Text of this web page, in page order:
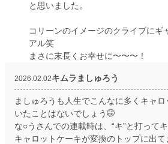
と思いました。
コリーンのイメージのクライブにギ
アル笑
まさに末長くお幸せに〜〜〜！
2026.02.02キムラましゅろう
ましゅろうも人生でこんなに多くキャ
いたことはないでしょう🤭
な○うさんでの連載時は、“キ”と打って
キャロットケーキが変換のトップに出